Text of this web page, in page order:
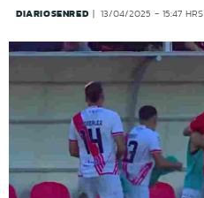
DIARIOSENRED 13/04/2025 - 15:47 HRS